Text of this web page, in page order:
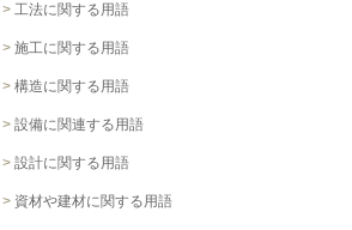
工法に関する用語
施工に関する用語
構造に関する用語
設備に関連する用語
設計に関する用語
資材や建材に関する用語